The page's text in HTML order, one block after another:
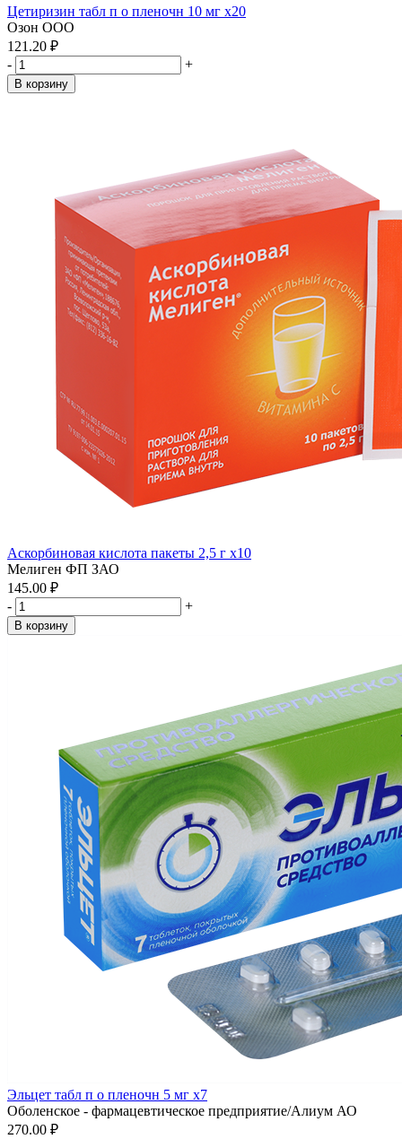
Цетиризин табл п о пленочн 10 мг x20
Озон ООО
121.20 ₽
-
+
В корзину
Аскорбиновая кислота пакеты 2,5 г x10
Мелиген ФП ЗАО
145.00 ₽
-
+
В корзину
Эльцет табл п о пленочн 5 мг x7
Оболенское - фармацевтическое предприятие/Алиум АО
270.00 ₽